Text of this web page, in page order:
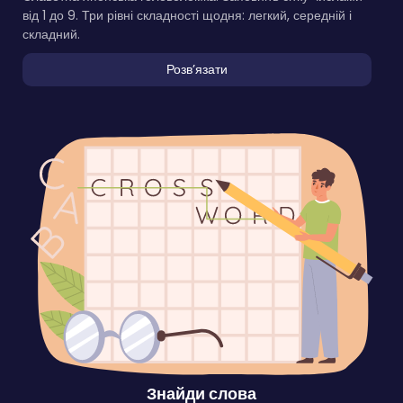
від 1 до 9. Три рівні складності щодня: легкий, середній і
складний.
Розвʼязати
Знайди слова